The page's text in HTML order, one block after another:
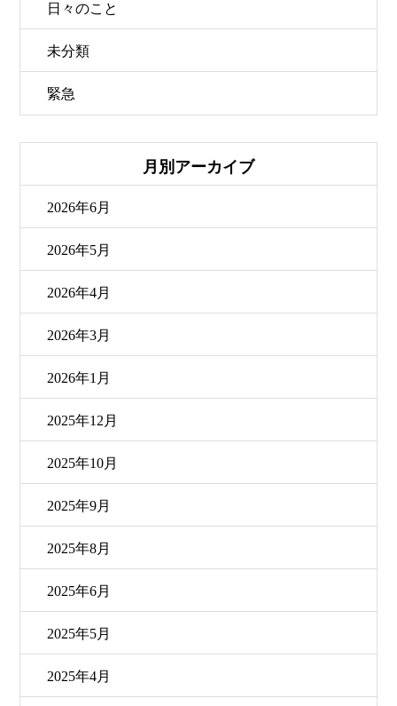
日々のこと
未分類
緊急
月別アーカイブ
2026年6月
2026年5月
2026年4月
2026年3月
2026年1月
2025年12月
2025年10月
2025年9月
2025年8月
2025年6月
2025年5月
2025年4月